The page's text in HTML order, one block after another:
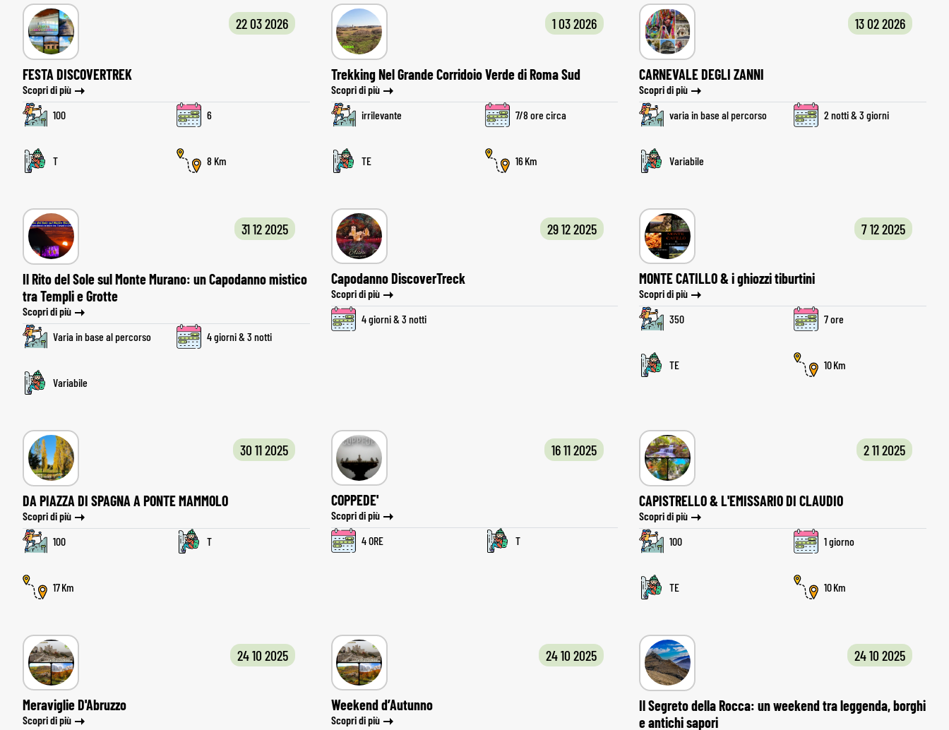
FESTA DISCOVERTREK
Scopri di più
100
6
T 8
22 03 2026
Trekking Nel Grande Corridoio Verde di Roma Sud
Scopri di più
irrilevante
7/8 ore circa
TE 16
1 03 2026
CARNEVALE DEGLI ZANNI
Scopri di più
varia in base al percorso
2 notti & 3 giorni
Variabile
13 02 2026
Il Rito del Sole sul Monte Murano: un Capodanno mistico
tra Templi e Grotte
Scopri di più
Varia in base al percorso
4 giorni & 3 notti
Variabile
31 12 2025
Capodanno DiscoverTreck
Scopri di più
4 giorni & 3 notti
29 12 2025
MONTE CATILLO & i ghiozzi tiburtini
Scopri di più
350
7 ore
TE 10
7 12 2025
DA PIAZZA DI SPAGNA A PONTE MAMMOLO
Scopri di più
100
T
17
30 11 2025
COPPEDE'
Scopri di più
4 ORE
T
16 11 2025
CAPISTRELLO & L'EMISSARIO DI CLAUDIO
Scopri di più
100
1 giorno
TE 10
2 11 2025
Meraviglie D'Abruzzo
Scopri di più
24 10 2025
Weekend d’Autunno
Scopri di più
24 10 2025
Il Segreto della Rocca: un weekend tra leggenda, borghi
e antichi sapori
24 10 2025